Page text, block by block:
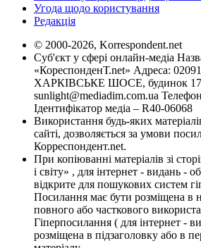
Угода щодо користування
Редакція
© 2000-2026, Korrespondent.net
Суб'єкт у сфері онлайн-медіа
«КореспонденТ.net» Адреса:
ХАРКІВСЬКЕ ШОСЕ, будинок
sunlight@mediadim.com.ua
Ідентифікатор медіа – R40-06068
Використання будь-яких
сайті, дозволяється за умови
Корреспондент.net.
При копіюванні матеріалів зі
і світу» , для інтернет - видань -
відкрите для пошукових систем
Посилання має бути розміщена в
повного або часткового
Гіперпосилання ( для інтернет -
розміщена в підзаголовку або в